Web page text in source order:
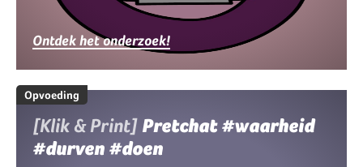
Ontdek het onderzoek!
Opvoeding
[Klik & Print] Pretchat #waarheid
#durven #doen